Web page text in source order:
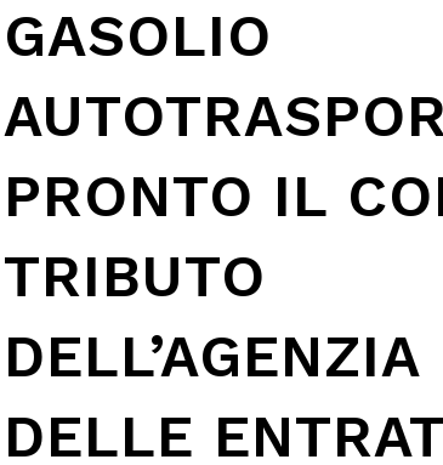
GASOLIO
PRONTO IL
TRIBUTO
DELL’AGENZIA
DELLE